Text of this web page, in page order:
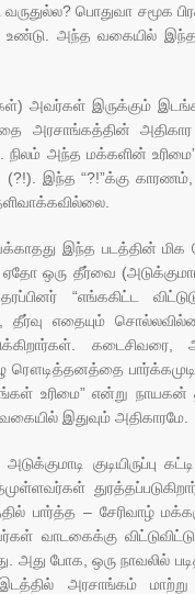
வருதுல்ல? பொதுவா சமூக
அந்த வகையில் இந்த
அவர்கள் இருக்கும்
அரசாங்கத்தின்
நிலம் அந்த மக்களின்
(?!). இந்த “?!”க்கு
இந்த படத்தின் மிக
ஒரு தீர்வை (அடுக்குமாடி
“எங்ககிட்ட
தீர்வு எதையும்
ரௌடித்தனத்தை
எங்கள் உரிமை” என்று
இதுவும் அதிகாரமே.
குடியிருப்பு
பார்த்த – சேரிவாழ்
வாடகைக்கு விட்டுவிட்டு
அது போக, ஒரு நாவலில்
அரசாங்கம் மாற்று